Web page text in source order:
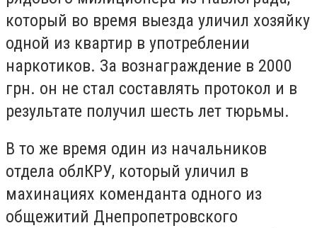
который во время выезда уличил хозяйку
одной из квартир в употреблении
наркотиков. За вознаграждение в 2000
грн. он не стал составлять протокол и в
результате получил шесть лет тюрьмы.
В то же время один из начальников
отдела облКРУ, который уличил в
махинациях коменданта одного из
общежитий Днепропетровского